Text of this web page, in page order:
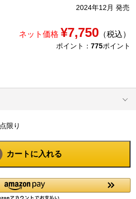
2024年12月 発売
ネット価格 ¥7,750（税込）
ポイント： 775ポイント
点限り
カートに入れる